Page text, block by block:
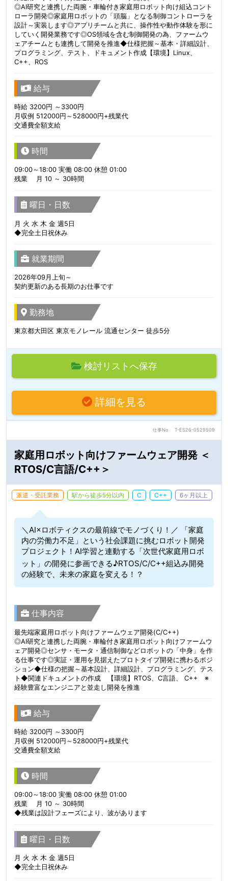
◎AI研究と連携した両腕・車輪付き家庭用ロボット向け組込コント
ローラ開発◎家庭用ロボットの「頭脳」となる制御コントローラを
設計～実装します◎アプリチームと共に、操作性や動作体験を形に
していく開発業務です◎OS領域を含む制御開発の為、ファームウ
ェアチームとも連携して開発を推進◆仕様把握～基本・詳細設計、
プログラミング、テスト、ドキュメント作成【環境】Linux、
C++、ROS
給与
時給 3200円 ～3300円
月収例 512000円～528000円+残業代
交通費全額支給
時間
09:00～18:00 実働 08:00 休憩 01:00
残業 月 10 ～ 30時間
曜日・日数
月 火 水 木 金 週5日
◆完全土日祝休み
就業期間
2026年09月上旬～
契約更新のある長期のお仕事です
勤務地
東京都大田区 東京モノレール 流通センター 徒歩5分
検討リストへ保存
詳細を見る
仕事No T-ES26-0529509
家庭用ロボット向けファームウェア開発 ＜
RTOS/C言語/C++＞
派遣・受託業務 駅から徒歩5分以内 C C++ 6ヶ月以上
＼AI×ロボティクスの最前線でモノづくり！／ 「家庭
内の労働力不足」という社会課題に挑むロボット開発
プロジェクト！AI学習と連動する「次世代家庭用ロボ
ット」の開発に参画できる♪RTOS/C/C++組込み開発
の経験で、未来の家庭を変える！？
仕事内容
最先端家庭用ロボット向けファームウェア開発(C/C++)
◎AI研究と連携した両腕・車輪付き家庭用ロボット向けファームウ
ェア開発◎センサ・モータ・通信制御などロボットの「中身」を作
る仕事です◎実証・運用を見据えたプロトタイプ開発に携わるポジ
ション◆仕様の把握～基本設計、詳細設計、プログラミング、テス
ト◆関連ドキュメントの作成 【環境】RTOS、C言語、 C++ ※
経験豊富なエンジニアと並走し開発を推進
給与
時給 3200円 ～3300円
月収例 512000円～528000円+残業代
交通費全額支給
時間
09:00～18:00 実働 08:00 休憩 01:00
残業 月 10 ～ 30時間
◆残業は設計フェーズにより、波があります
曜日・日数
月 火 水 木 金 週5日
◆完全土日祝休み